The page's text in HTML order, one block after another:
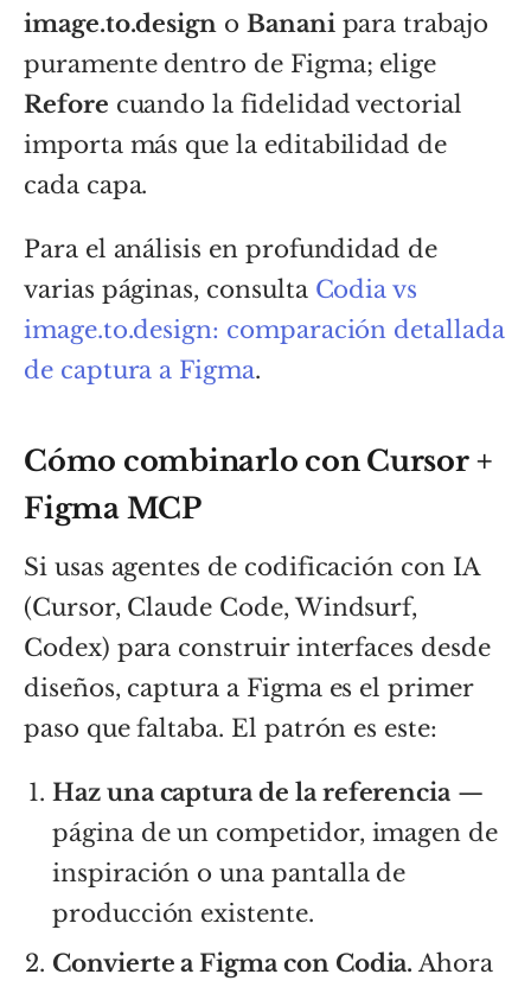
image.to.design o Banani para trabajo
puramente dentro de Figma; elige
Refore cuando la fidelidad vectorial
importa más que la editabilidad de
cada capa.
Para el análisis en profundidad de
varias páginas, consulta Codia vs
image.to.design: comparación detallada
de captura a Figma.
Cómo combinarlo con Cursor +
Figma MCP
Si usas agentes de codificación con IA
(Cursor, Claude Code, Windsurf,
Codex) para construir interfaces desde
diseños, captura a Figma es el primer
paso que faltaba. El patrón es este:
Haz una captura de la referencia —
página de un competidor, imagen de
inspiración o una pantalla de
producción existente.
Convierte a Figma con Codia. Ahora